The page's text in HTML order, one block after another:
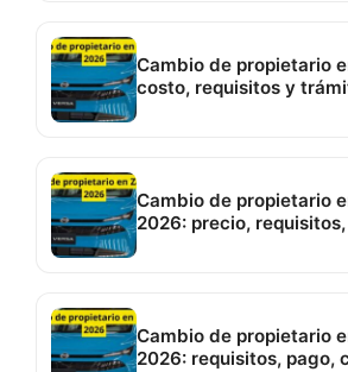
Cambio de propietario
costo, requisitos y
Cambio de propietario
2026: precio,
Cambio de propietario
2026: requisitos, pago,